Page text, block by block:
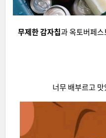
무제한 감자칩과 옥토버페스
너무 배부르고